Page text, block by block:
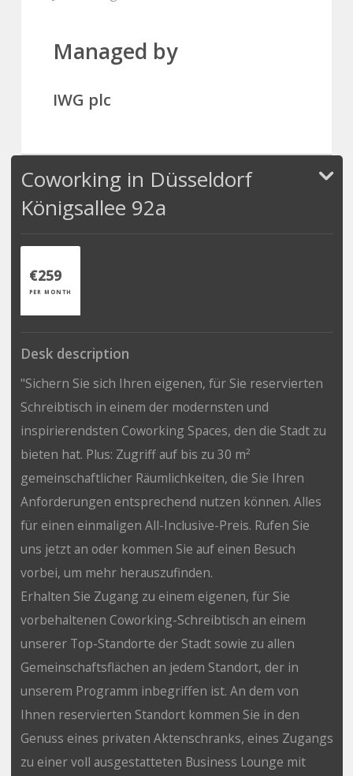
Managed by
IWG plc
Coworking in Düsseldorf
Königsallee 92a
€259
PER MONTH
Desk description
"Sichern Sie sich Ihren eigenen, für Sie reservierten
Schreibtisch in einem der modernsten und
inspirierendsten Coworking Spaces, den die Stadt zu
bieten hat. Plus: Zugriff auf bis zu 30 m²
gemeinschaftlicher Räumlichkeiten, die Sie Ihren
Anforderungen entsprechend nutzen können. Alles
für einen einmaligen All-Inclusive-Preis. Rufen Sie
uns jetzt an oder kommen Sie auf einen Besuch
vorbei, um mehr herauszufinden.
Erhalten Sie Zugang zu einem eigenen, für Sie
vorbehaltenen Coworking-Schreibtisch an einem
unserer Top-Standorte der Stadt sowie zu allen
Gemeinschaftsflächen an jedem Standort, der in
unserem Programm inbegriffen ist. An dem von
Ihnen reservierten Standort kommen Sie in den
Genuss eines privaten Aktenschranks, eines Zugangs
zu einer voll ausgestatteten Business Lounge mit